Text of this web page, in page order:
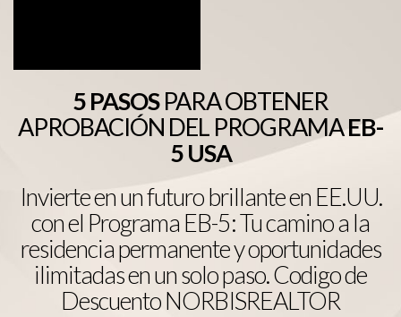
5 PASOSPARA OBTENER
APROBACIÓN DEL PROGRAMAEB-
5 USA
Invierte en un futuro brillante en EE.UU.
con el Programa EB-5: Tu camino a la
residencia permanente y oportunidades
ilimitadas en un solo paso. Codigo de
Descuento NORBISREALTOR